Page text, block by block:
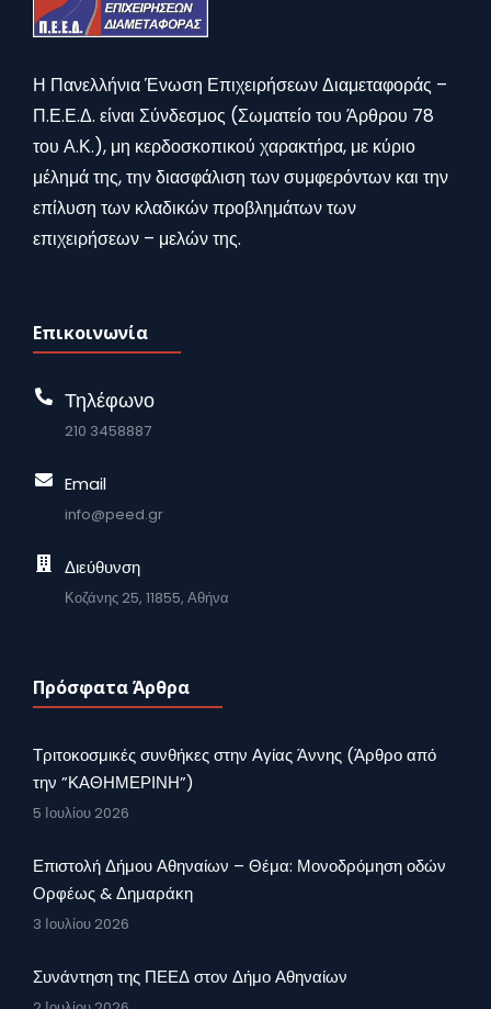
Η Πανελλήνια Ένωση Επιχειρήσεων Διαμεταφοράς –
Π.Ε.Ε.Δ. είναι Σύνδεσμος (Σωματείο του Άρθρου 78
του Α.Κ.), μη κερδοσκοπικού χαρακτήρα, με κύριο
μέλημά της, την διασφάλιση των συμφερόντων και την
επίλυση των κλαδικών προβλημάτων των
επιχειρήσεων – μελών της.
Επικοινωνία
Τηλέφωνο
210 3458887
Email
info@peed.gr
Διεύθυνση
Κοζάνης 25, 11855, Αθήνα
Πρόσφατα Άρθρα
Τριτοκοσμικές συνθήκες στην Αγίας Άννης (Άρθρο από
την ”ΚΑΘΗΜΕΡΙΝΗ”)
5 Ιουλίου 2026
Επιστολή Δήμου Αθηναίων – Θέμα: Μονοδρόμηση οδών
Ορφέως & Δημαράκη
3 Ιουλίου 2026
Συνάντηση της ΠΕΕΔ στον Δήμο Αθηναίων